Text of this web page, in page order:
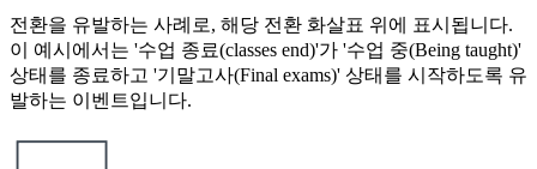
전환을 유발하는 사례로, 해당 전환 화살표 위에 표시됩니다.
이 예시에서는 '수업 종료(classes end)'가 '수업 중(Being taught)'
상태를 종료하고 '기말고사(Final exams)' 상태를 시작하도록 유
발하는 이벤트입니다.